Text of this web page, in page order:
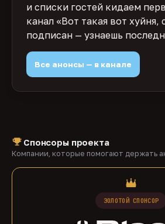
и списки гостей кидаем
канал «Вот такая вот хуйня,
подписан — узнаешь
Все анонсы — в канале
Спонсоры проекта
Компании, которые помогают держать
ЗОЛОТОЙ СПОНСОР